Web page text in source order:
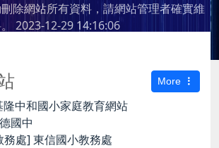
除網站所有資料，請網站管理者確實維
2023-12-29 14:16:06
More
中和國小家庭教育網站
國中
務處] 東信國小教務處